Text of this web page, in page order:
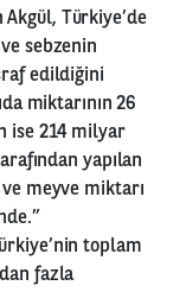
Türkiye’de
sebzenin
edildiğini
miktarının 26
ise 214 milyar
yapılan
meyve miktarı
toplam
fazla